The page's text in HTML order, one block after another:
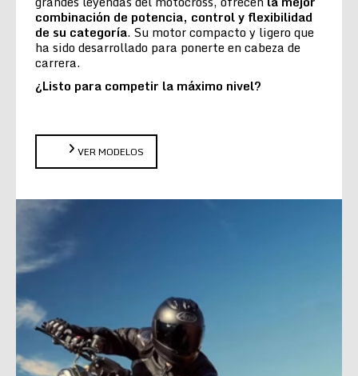
combinación de potencia, control y flexibilidad
de su categoría. Su motor compacto y ligero que
ha sido desarrollado para ponerte en cabeza de
carrera.
¿Listo para competir la máximo nivel?
VER MODELOS